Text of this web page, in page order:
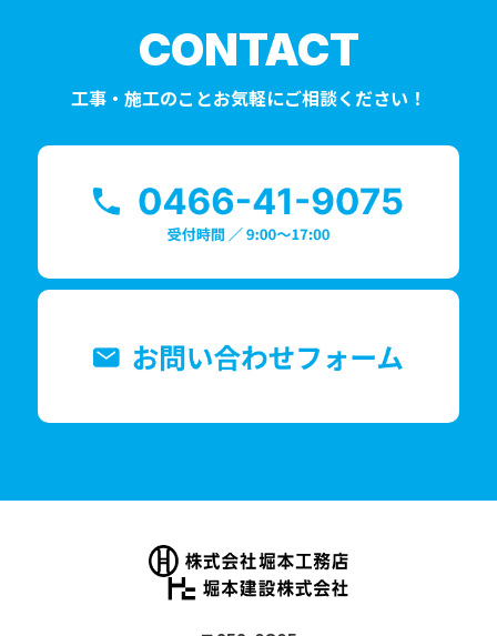
CONTACT
工事・施工のことお気軽にご相談ください！